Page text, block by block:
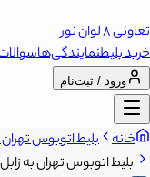
تعاونی 8 لوان نور
خرید بلیطنمایندگی‌ها
ورود / ثبت‌نام
خانه بلیط اتوبوس تهران
بلیط اتوبوس تهران به زابل